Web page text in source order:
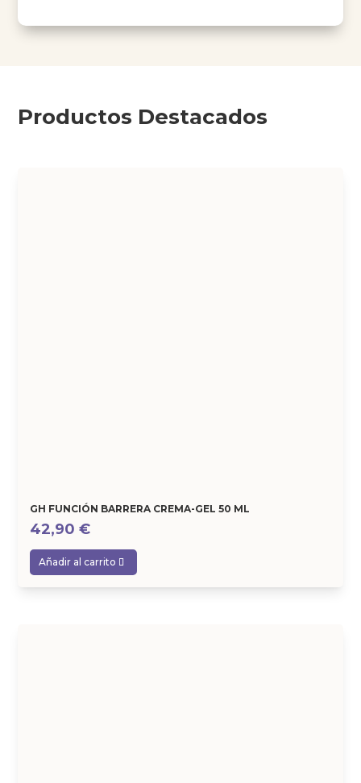
Productos Destacados
GH FUNCIÓN BARRERA CREMA-GEL 50 ML
42,90€
Añadir al carrito